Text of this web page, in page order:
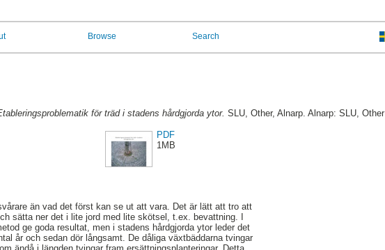
Browse Search
för träd i stadens hårdgjorda ytor. SLU, Other, Alnarp. Alnarp: SLU, Other
PDF
1MB
än vad det först kan se ut att vara. Det är lätt att tro att
sätta ner det i lite jord med lite skötsel, t.ex. bevattning. I
ge goda resultat, men i stadens hårdgjorda ytor leder det
år och sedan dör långsamt. De dåliga växtbäddarna tvingar